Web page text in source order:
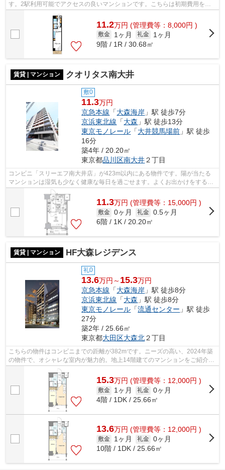
す。2駅利用可能でアクセスの良いマンションです。こちらは初期費用をカ
ードでお支払いいただける物件なので...
11.2万円 (管理費等：8,000円 )
敷金 1ヶ月 礼金
1ヶ月
9階 / 1R / 30.68㎡
賃貸 | マンション クオリタス南大井
敷0
11.3万円
京急本線 「大森海岸 」駅 徒歩7分
京浜東北線 「大森 」駅 徒歩13分
東京モノレール 「大井競馬場前 」駅 徒歩
16分
築4年 / 20.20㎡
東京都品川区南大井２丁目
コンビニ「スリーエフ南大井店」が423m以内にある物件です。陽が当たる
マンションは湿気も少なく健康な毎日を過ごせます。よくお出かけをする方
にも便利な、2駅利用可能なマンションで...
11.3万円 (管理費等：15,000円 )
敷金 0ヶ月 礼金 0.5ヶ月
6階 / 1K / 20.20㎡
賃貸 | マンション HF大森レジデンス
礼0
13.6万円～ 15.3万円
京急本線 「大森海岸 」駅 徒歩8分
京浜東北線 「大森 」駅 徒歩8分
東京モノレール 「流通センター 」駅 徒歩
27分
築2年 / 25.66㎡
東京都大田区大森北２丁目
こちらの物件はコンビニまでの距離が382mです。ニーズの高い、2024年築
の物件で、オシャレな室内が魅力的。地上14階建てのマンションをご紹介。
共用部にはエレベータ・敷地内ごみ置き...
15.3万円 (管理費等：12,000円 )
敷金 1ヶ月 礼金 0ヶ月
4階 / 1DK / 25.66㎡
13.6万円 (管理費等：12,000円 )
敷金 1ヶ月 礼金 0ヶ月
10階 / 1DK / 25.66㎡